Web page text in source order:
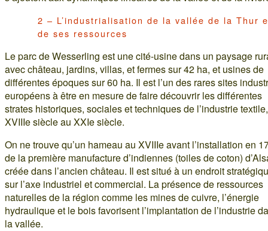
2 – L’industrialisation de la vallée de la Thur
de ses ressources
Le parc de Wesserling est une cité-usine dans un paysage
avec château, jardins, villas, et fermes sur 42 ha, et usines de
différentes époques sur 60 ha. Il est l’un des rares sites
européens à être en mesure de faire découvrir les différentes
strates historiques, sociales et techniques de l’industrie
XVIIIe siècle au XXIe siècle.
On ne trouve qu’un hameau au XVIIIe avant l’installation en
de la première manufacture d’indiennes (toiles de coton)
créée dans l’ancien château. Il est situé à un endroit
sur l’axe industriel et commercial. La présence de ressources
naturelles de la région comme les mines de cuivre, l’énergie
hydraulique et le bois favorisent l’implantation de l’industrie
la vallée.